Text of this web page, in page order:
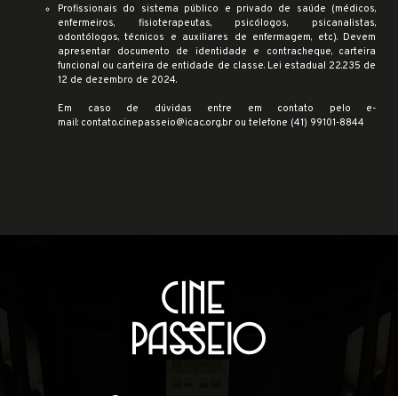
Profissionais do sistema público e privado de saúde (médicos,
enfermeiros, fisioterapeutas, psicólogos, psicanalistas,
odontólogos, técnicos e auxiliares de enfermagem, etc). Devem
apresentar documento de identidade e contracheque, carteira
funcional ou carteira de entidade de classe. Lei estadual 22.235 de
12 de dezembro de 2024.
Em caso de dúvidas entre em contato pelo e-
mail: contato.cinepasseio@icac.org.br ou telefone (41) 99101-8844